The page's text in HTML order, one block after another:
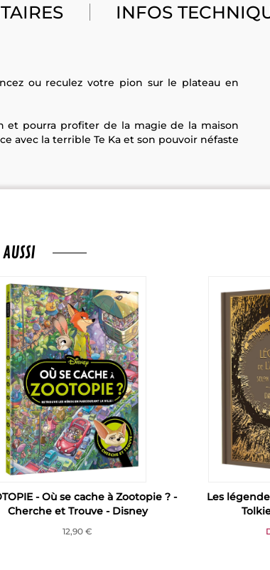
INFOS
ou reculez votre pion sur le plateau en
et pourra profiter de la magie de la maison
avec la terrible Te Ka et son pouvoir néfaste
- Où se cache à Zootopie ? -
Cherche et Trouve - Disney
12,90 €
Les